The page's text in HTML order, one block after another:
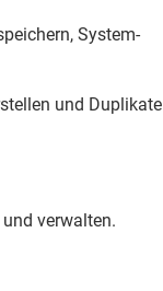
System-
und Duplikate
verwalten.